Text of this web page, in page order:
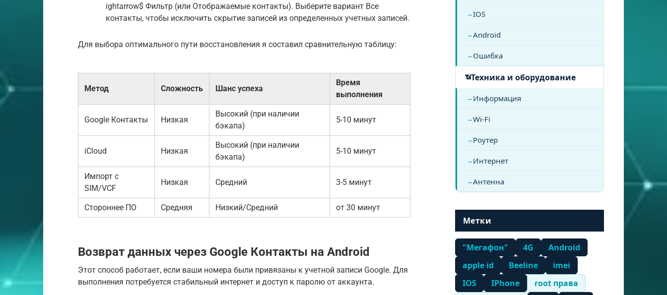
ightarrow$ Фильтр (или Отображаемые контакты). Выберите вариант Все
контакты, чтобы исключить скрытие записей из определенных учетных записей.
Для выбора оптимального пути восстановления я составил сравнительную таблицу:
Метод Сложность Шанс успеха
Время
выполнения
Google Контакты Низкая
Высокий (при наличии
бэкапа)
5-10 минут
iCloud Низкая
Высокий (при наличии
бэкапа)
5-10 минут
Импорт с
SIM/VCF
Низкая Средний 3-5 минут
Стороннее ПО Средняя Низкий/Средний от 30 минут
Возврат данных через Google Контакты на Android
Этот способ работает, если ваши номера были привязаны к учетной записи Google. Для
выполнения потребуется стабильный интернет и доступ к паролю от аккаунта.
IOS
Android
Ошибка
Техника и оборудование
Информация
Wi-Fi
Роутер
Интернет
Антенна
Метки
"Мегафон" 4G
Android
apple id
Beeline
imei
IOS
IPhone
root права